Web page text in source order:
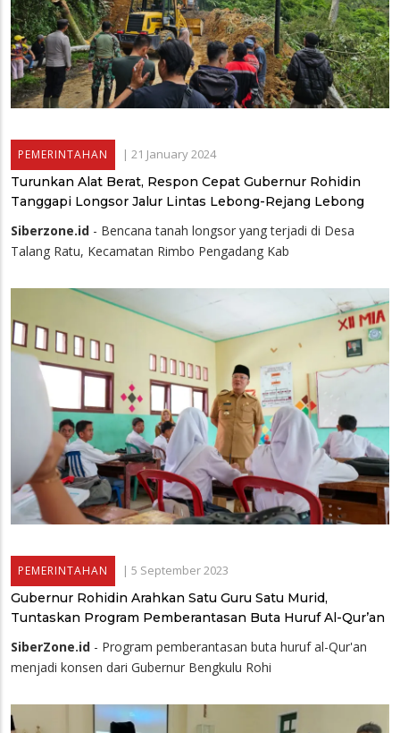
PEMERINTAHAN | 21 January 2024
Turunkan Alat Berat, Respon Cepat Gubernur Rohidin
Tanggapi Longsor Jalur Lintas Lebong-Rejang Lebong
Siberzone.id - Bencana tanah longsor yang terjadi di Desa
Talang Ratu, Kecamatan Rimbo Pengadang Kab
PEMERINTAHAN | 5 September 2023
Gubernur Rohidin Arahkan Satu Guru Satu Murid,
Tuntaskan Program Pemberantasan Buta Huruf Al-Qur’an
SiberZone.id - Program pemberantasan buta huruf al-Qur'an
menjadi konsen dari Gubernur Bengkulu Rohi